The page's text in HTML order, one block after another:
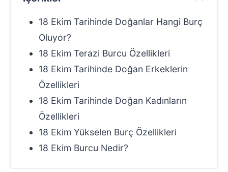
18 Ekim Tarihinde Doğanlar Hangi Burç
Oluyor?
18 Ekim Terazi Burcu Özellikleri
18 Ekim Tarihinde Doğan Erkeklerin
Özellikleri
18 Ekim Tarihinde Doğan Kadınların
Özellikleri
18 Ekim Yükselen Burç Özellikleri
18 Ekim Burcu Nedir?